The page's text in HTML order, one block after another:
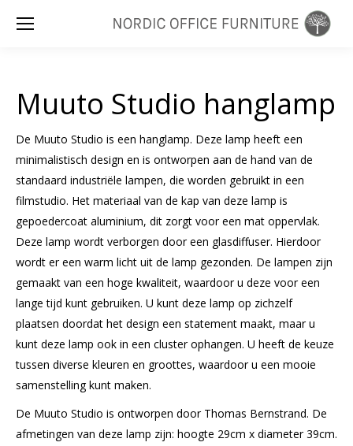
Muuto Studio hanglamp
De Muuto Studio is een hanglamp. Deze lamp heeft een
minimalistisch design en is ontworpen aan de hand van de
standaard industriële lampen, die worden gebruikt in een
filmstudio. Het materiaal van de kap van deze lamp is
gepoedercoat aluminium, dit zorgt voor een mat oppervlak.
Deze lamp wordt verborgen door een glasdiffuser. Hierdoor
wordt er een warm licht uit de lamp gezonden. De lampen zijn
gemaakt van een hoge kwaliteit, waardoor u deze voor een
lange tijd kunt gebruiken. U kunt deze lamp op zichzelf
plaatsen doordat het design een statement maakt, maar u
kunt deze lamp ook in een cluster ophangen. U heeft de keuze
tussen diverse kleuren en groottes, waardoor u een mooie
samenstelling kunt maken.
De Muuto Studio is ontworpen door Thomas Bernstrand. De
afmetingen van deze lamp zijn: hoogte 29cm x diameter 39cm.